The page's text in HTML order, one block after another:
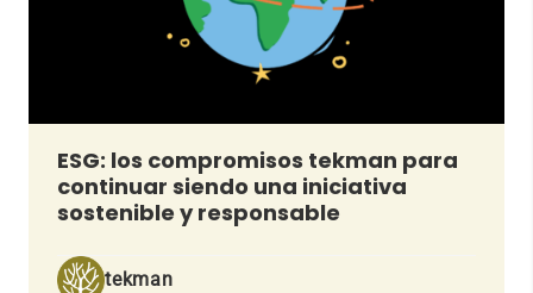
ESG: los compromisos tekman para
continuar siendo una iniciativa
sostenible y responsable
tekman